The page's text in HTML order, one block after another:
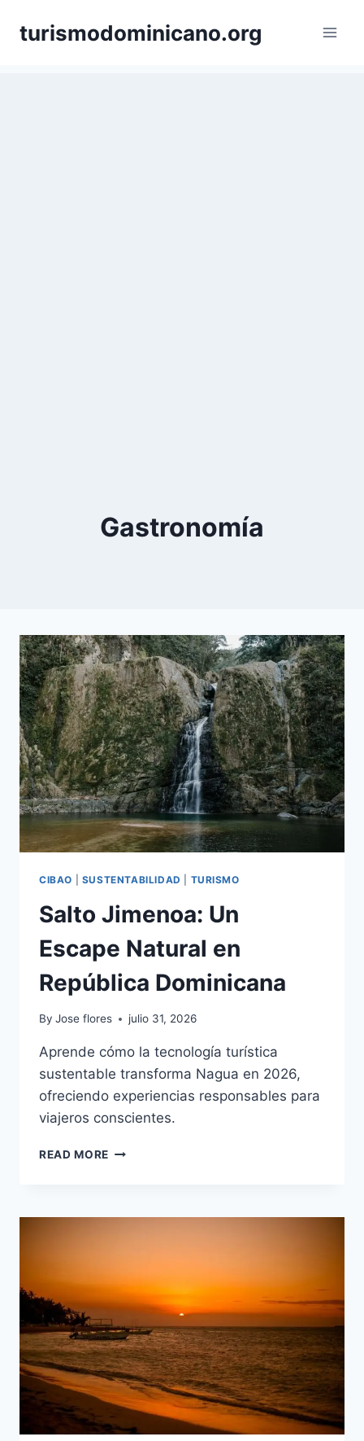
turismodominicano.org
Gastronomía
CIBAO SUSTENTABILIDAD TURISMO
Salto Jimenoa: Un
Escape Natural en
República Dominicana
By Jose flores julio 31, 2026
Aprende cómo la tecnología turística
sustentable transforma Nagua en 2026,
ofreciendo experiencias responsables para
viajeros conscientes.
READ MORE SALTO
NATURAL